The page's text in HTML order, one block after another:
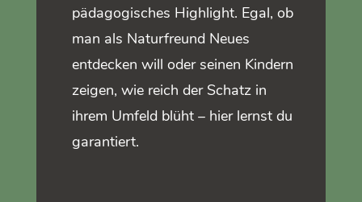
pädagogisches Highlight. Egal, ob
man als Naturfreund Neues
entdecken will oder seinen Kindern
zeigen, wie reich der Schatz in
ihrem Umfeld blüht – hier lernst du
garantiert.